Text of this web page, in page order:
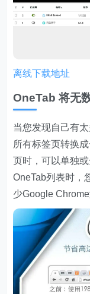
离线下载地址
OneTab 将无
当您发现自己有
所有标签页转换
页时，可以单独
OneTab列表时，
少Google